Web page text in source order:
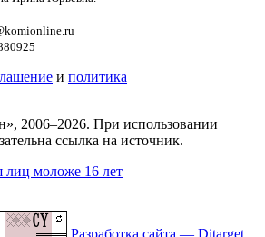
и политика
2006–2026. При использовании
ссылка на источник.
лиц моложе 16 лет
Разработка сайта — Ditarget